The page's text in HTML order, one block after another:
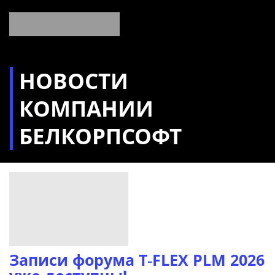
НОВОСТИ
КОМПАНИИ
БЕЛКОРПСОФТ
Записи форума T‑FLEX PLM 2026